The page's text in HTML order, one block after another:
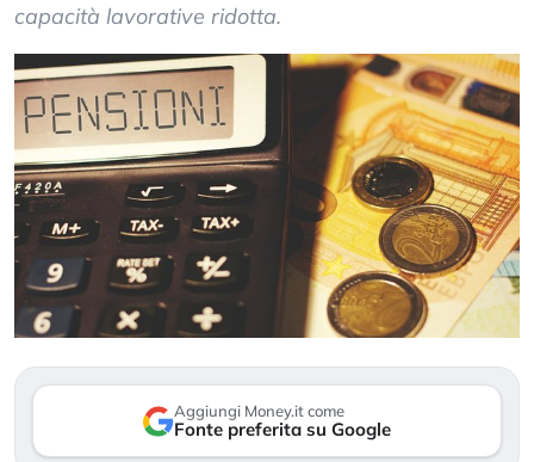
capacità lavorative ridotta.
Aggiungi Money.it come
Fonte preferita su Google